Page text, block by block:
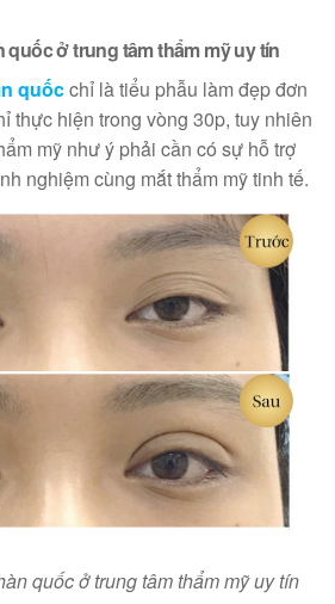
quốc ở trung tâm thẩm mỹ uy tín
quốcchỉ là tiểu phẫu làm đẹp đơn
thực hiện trong vòng 30p, tuy nhiên
mỹ như ý phải cần có sự hỗ trợ
nghiệm cùng mắt thẩm mỹ tinh tế.
quốc ở trung tâm thẩm mỹ uy tín